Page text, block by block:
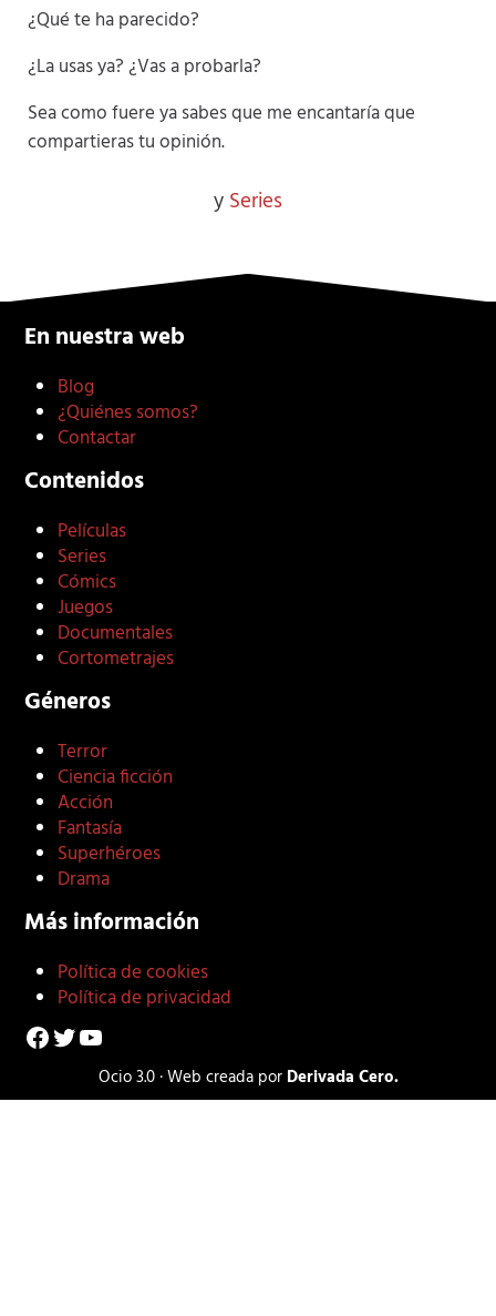
¿Qué te ha parecido?
¿La usas ya? ¿Vas a probarla?
Sea como fuere ya sabes que me encantaría que
compartieras tu opinión.
y Series
En nuestra web
Blog
¿Quiénes somos?
Contactar
Contenidos
Películas
Series
Cómics
Juegos
Documentales
Cortometrajes
Géneros
Terror
Ciencia ficción
Acción
Fantasía
Superhéroes
Drama
Más información
Política de cookies
Política de privacidad
Facebook
Twitter
YouTube
Ocio 3.0 · Web creada por Derivada Cero.